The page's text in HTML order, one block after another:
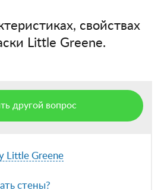
свойствах
Little Greene.
другой вопрос
Little Greene
стены?